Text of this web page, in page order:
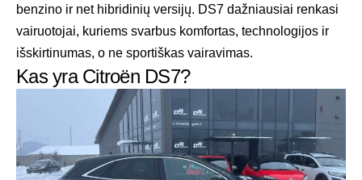
benzino ir net hibridinių versijų. DS7 dažniausiai renkasi
vairuotojai, kuriems svarbus komfortas, technologijos ir
išskirtinumas, o ne sportiškas vairavimas.
Kas yra Citroën DS7?